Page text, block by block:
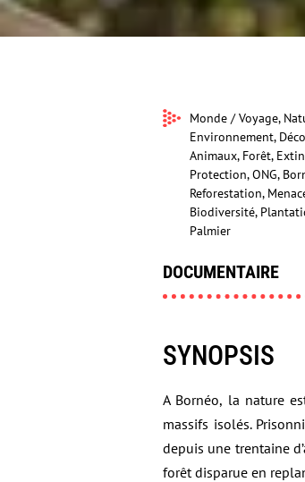
Monde / Voyage,
Environnement,
Animaux, Forêt,
Protection, ONG,
Reforestation,
Biodiversité,
Palmier
DOCUMENTAIRE
SYNOPSIS
A Bornéo, la nature
massifs isolés.
depuis une trentaine
forêt disparue en